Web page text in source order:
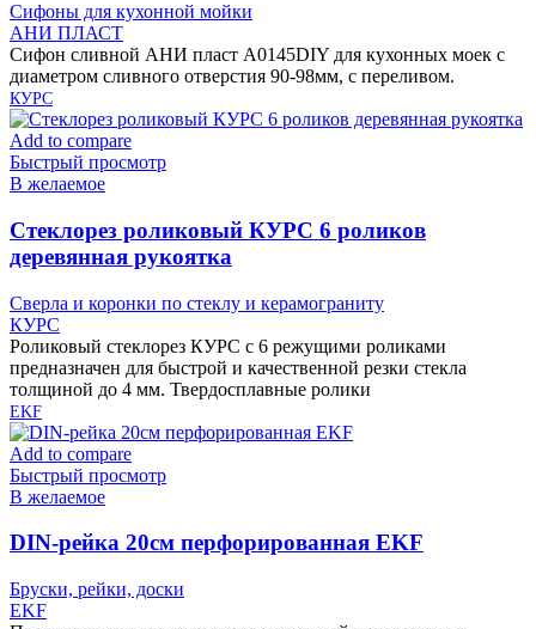
Сифоны для кухонной мойки
АНИ ПЛАСТ
Сифон сливной АНИ пласт A0145DIY для кухонных моек с
диаметром сливного отверстия 90-98мм, с переливом.
КУРС
Add to compare
Быстрый просмотр
В желаемое
Cтеклорез роликовый КУРС 6 роликов
деревянная рукоятка
Сверла и коронки по стеклу и керамограниту
КУРС
Роликовый стеклорез КУРС с 6 режущими роликами
предназначен для быстрой и качественной резки стекла
толщиной до 4 мм. Твердосплавные ролики
EKF
Add to compare
Быстрый просмотр
В желаемое
DIN-рейка 20см перфорированная EKF
Бруски, рейки, доски
EKF